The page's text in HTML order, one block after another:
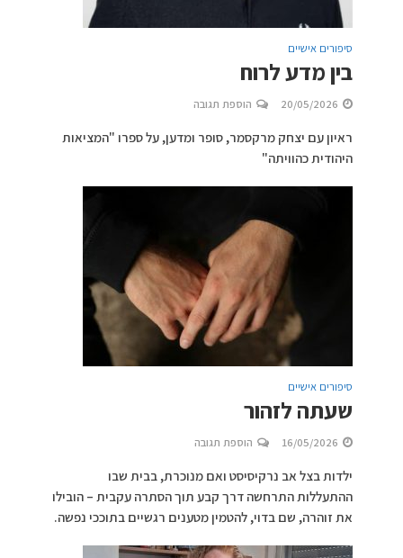
סיפורים אישיים
בין מדע לרוח
20/05/2026 הוספת תגובה
ראיון עם יצחק מרקסמר, סופר ומדען, על ספרו "המציאות
היהודית כהוויתה"
סיפורים אישיים
שעתה לזהור
16/05/2026 הוספת תגובה
ילדות בצל אב נרקיסיסט ואם מנוכרת, בבית שבו
ההתעללות התרחשה דרך קבע תוך הסתרה עקבית – הובילו
את זוהרה, שם בדוי, להטמין מטענים רגשיים בתוככי נפשה.